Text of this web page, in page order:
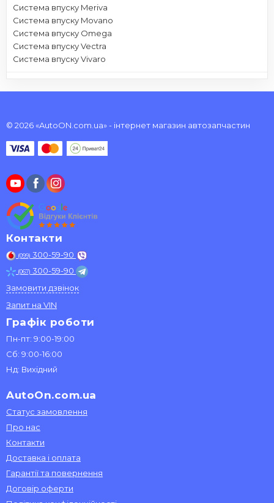
Система впуску Meriva
Система впуску Movano
Система впуску Omega
Система впуску Vectra
Система впуску Vivaro
© 2026 «AutoON.com.ua» - інтернет магазин автозапчастин
Контакти
(099) 300-59-90
(067) 300-59-90
Замовити дзвінок
Запит на VIN
Графік роботи
Пн-пт: 9:00-19:00
Сб: 9:00-16:00
Нд: Вихідний
AutoOn.com.ua
Статус замовлення
Про нас
Контакти
Доставка і оплата
Гарантії та повернення
Договір оферти